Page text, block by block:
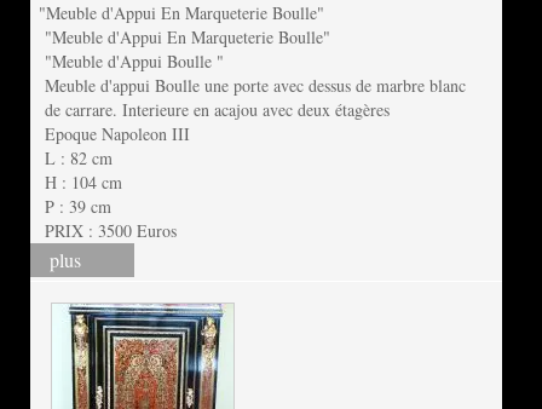
"Meuble d'Appui En Marqueterie Boulle"
"Meuble d'Appui En Marqueterie Boulle"
"Meuble d'Appui Boulle "
Meuble d'appui Boulle une porte avec dessus de marbre blanc
de carrare. Interieure en acajou avec deux étagères
Epoque Napoleon III
L : 82 cm
H : 104 cm
P : 39 cm
PRIX : 3500 Euros
plus